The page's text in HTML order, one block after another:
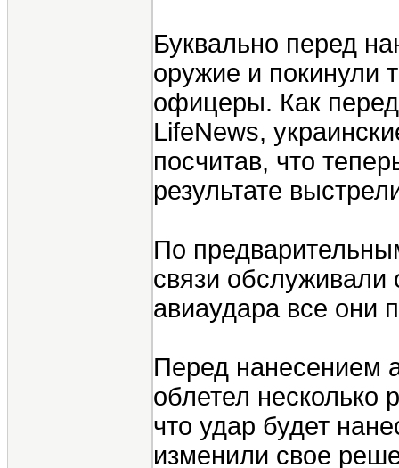
Буквально перед
оружие и покинули
офицеры. Как
LifeNews,
посчитав, что
результате
По
связи обслуживали
авиаудара все они
Перед нанесением
облетел несколько
что удар будет
изменили свое